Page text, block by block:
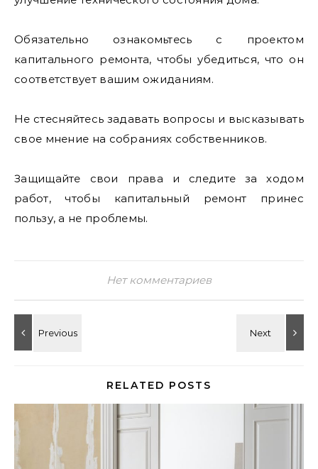
Обязательно ознакомьтесь с проектом
капитального ремонта, чтобы убедиться, что он
соответствует вашим ожиданиям.
Не стесняйтесь задавать вопросы и высказывать
свое мнение на собраниях собственников.
Защищайте свои права и следите за ходом
работ, чтобы капитальный ремонт принес
пользу, а не проблемы.
Нет комментариев
RELATED POSTS